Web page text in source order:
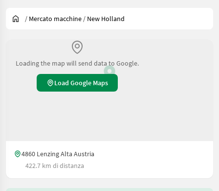
/ Mercato macchine / New Holland
Loading the map will send data to Google.
Load Google Maps
4860 Lenzing Alta Austria
422.7 km di distanza